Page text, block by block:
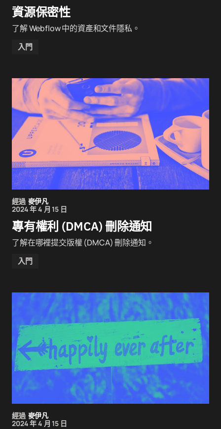
資源保密性
了解 Webflow 中的資產和文件隱私。
入門
經過 麥伊凡
2024 年 4 月 15 日
專有權利 (DMCA) 刪除通知
了解在哪裡提交版權 (DMCA) 刪除通知。
入門
經過 麥伊凡
2024 年 4 月 15 日